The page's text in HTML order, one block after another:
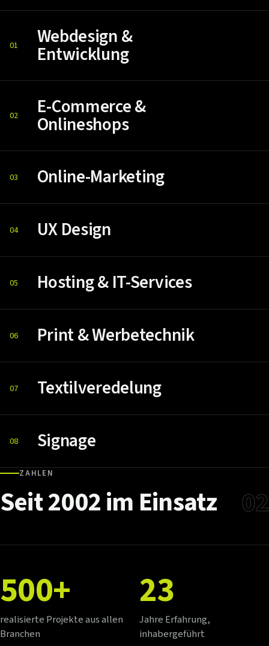
01 Webdesign &
Entwicklung
02 E-Commerce &
Onlineshops
03 Online-Marketing
04 UX Design
05 Hosting & IT-Services
06 Print & Werbetechnik
07 Textilveredelung
08 Signage
ZAHLEN
Seit2002im Einsatz 02
500+
realisierte Projekte aus allen
Branchen
23
Jahre Erfahrung,
inhabergeführt